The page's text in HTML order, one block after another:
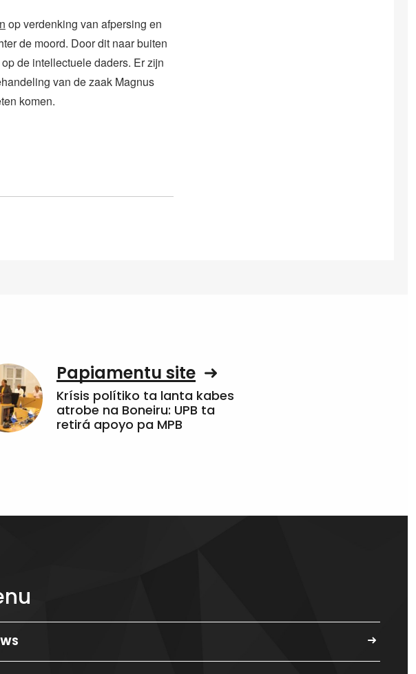
op verdenking van afpersing en
de moord. Door dit naar buiten
de intellectuele daders. Er zijn
van de zaak Magnus
komen.
Papiamentu site
Krísis polítiko ta lanta kabes
atrobe na Boneiru: UPB ta
retirá apoyo pa MPB